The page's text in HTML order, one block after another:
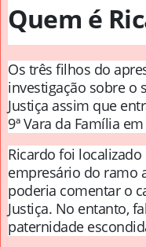
Quem é
Os três filhos do
investigação sobre o
Justiça assim que
9ª Vara da Família
Ricardo foi
empresário do ramo
poderia comentar o
Justiça. No entanto,
paternidade